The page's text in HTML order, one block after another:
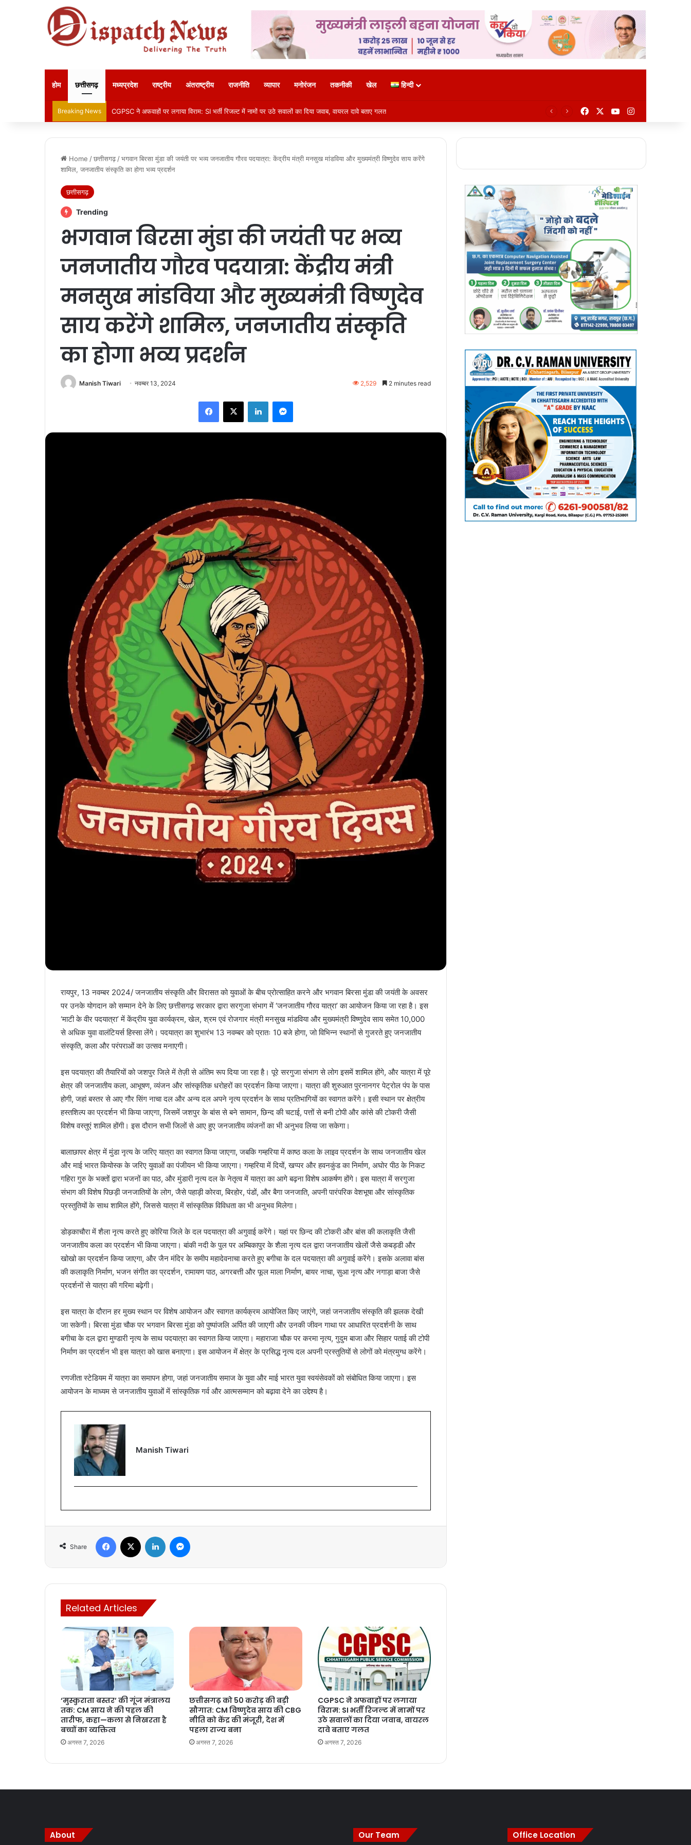
होम छत्तीसगढ़ मध्यप्रदेश राष्ट्रीय अंतराष्ट्रीय राजनीति व्यापार मनोरंजन तकनीकी खेल हिन्दी
Breaking News CGPSC ने अफवाहों पर लगाया विराम: SI भर्ती रिजल्ट में नामों पर उठे सवालों का दिया जवाब, वायरल दावे बताए गलत FacebookYouTubeInstagram
Home /छत्तीसगढ़ /भगवान बिरसा मुंडा की जयंती पर भव्य जनजातीय गौरव पदयात्रा: केंद्रीय मंत्री मनसुख मांडविया और मुख्यमंत्री विष्णुदेव साय करेंगे
शामिल, जनजातीय संस्कृति का होगा भव्य प्रदर्शन
छत्तीसगढ़
Trending
भगवान बिरसा मुंडा की जयंती पर भव्य
जनजातीय गौरव पदयात्रा: केंद्रीय मंत्री
मनसुख मांडविया और मुख्यमंत्री विष्णुदेव
साय करेंगे शामिल, जनजातीय संस्कृति
का होगा भव्य प्रदर्शन
Manish Tiwari नवम्बर 13, 2024 2,529 2 minutes read
Facebook
X LinkedInMessenger
रायपुर, 13 नवम्बर 2024/ जनजातीय संस्कृति और विरासत को युवाओं के बीच प्रोत्साहित करने और भगवान बिरसा मुंडा की जयंती के अवसर
पर उनके योगदान को सम्मान देने के लिए छत्तीसगढ़ सरकार द्वारा सरगुजा संभाग में ‘जनजातीय गौरव यात्रा’ का आयोजन किया जा रहा है। इस
‘माटी के वीर पदयात्रा’ में केंद्रीय युवा कार्यक्रम, खेल, श्रम एवं रोजगार मंत्री मनसुख मांडविया और मुख्यमंत्री विष्णुदेव साय समेत 10,000
से अधिक युवा वालंटियर्स हिस्सा लेंगे। पदयात्रा का शुभारंभ 13 नवम्बर को प्रातः 10 बजे होगा, जो विभिन्न स्थानों से गुजरते हुए जनजातीय
संस्कृति, कला और परंपराओं का उत्सव मनाएगी।
इस पदयात्रा की तैयारियों को जशपुर जिले में तेज़ी से अंतिम रूप दिया जा रहा है। पूरे सरगुजा संभाग से लोग इसमें शामिल होंगे, और यात्रा में पूरे
क्षेत्र की जनजातीय कला, आभूषण, व्यंजन और सांस्कृतिक धरोहरों का प्रदर्शन किया जाएगा। यात्रा की शुरुआत पुरनानगर पेट्रोल पंप के पास
होगी, जहां बस्तर से आए गौर सिंग नाचा दल और अन्य दल अपने नृत्य प्रदर्शन के साथ प्रतिभागियों का स्वागत करेंगे। इसी स्थान पर क्षेत्रीय
हस्तशिल्प का प्रदर्शन भी किया जाएगा, जिसमें जशपुर के बांस से बने सामान, छिन्द की चटाई, पत्तों से बनी टोपी और कांसे की टोकरी जैसी
विशेष वस्तुएं शामिल होंगी। इस दौरान सभी जिलों से आए हुए जनजातीय व्यंजनों का भी अनुभव लिया जा सकेगा।
बालाछापर क्षेत्र में मुंडा नृत्य के जरिए यात्रा का स्वागत किया जाएगा, जबकि गम्हरिया में काष्ठ कला के लाइव प्रदर्शन के साथ जनजातीय खेल
और माई भारत कियोस्क के जरिए युवाओं का पंजीयन भी किया जाएगा। गम्हरिया में दियों, खप्पर और हवनकुंड का निर्माण, अघोर पीठ के निकट
गहिरा गुरु के भक्तों द्वारा भजनों का पाठ, और मुंडारी नृत्य दल के नेतृत्व में यात्रा का आगे बढ़ना विशेष आकर्षण होंगे। इस यात्रा में सरगुजा
संभाग की विशेष पिछड़ी जनजातियों के लोग, जैसे पहाड़ी कोरवा, बिरहोर, पंडों, और बैगा जनजाति, अपनी पारंपरिक वेशभूषा और सांस्कृतिक
प्रस्तुतियों के साथ शामिल होंगे, जिससे यात्रा में सांस्कृतिक विविधता का भी अनुभव मिलेगा।
डोड़काचौरा में शैला नृत्य करते हुए कोरिया जिले के दल पदयात्रा की अगुवाई करेंगे। यहां पर छिन्द की टोकरी और बांस की कलाकृति जैसी
जनजातीय कला का प्रदर्शन भी किया जाएगा। बांकी नदी के पुल पर अम्बिकापुर के शैला नृत्य दल द्वारा जनजातीय खेलों जैसे कबड्डी और
खोखो का प्रदर्शन किया जाएगा, और जैन मंदिर के समीप महादेवनाचा करते हुए बगीचा के दल पदयात्रा की अगुवाई करेंगे। इसके अलावा बांस
की कलाकृति निर्माण, भजन संगीत का प्रदर्शन, रामायण पाठ, अगरबत्ती और फूल माला निर्माण, बायर नाचा, सुआ नृत्य और नगाड़ा बाजा जैसे
प्रदर्शनों से यात्रा की गरिमा बढ़ेगी।
इस यात्रा के दौरान हर मुख्य स्थान पर विशेष आयोजन और स्वागत कार्यक्रम आयोजित किए जाएंगे, जहां जनजातीय संस्कृति की झलक देखी
जा सकेगी। बिरसा मुंडा चौक पर भगवान बिरसा मुंडा को पुष्पांजलि अर्पित की जाएगी और उनकी जीवन गाथा पर आधारित प्रदर्शनी के साथ
बगीचा के दल द्वारा मुण्डारी नृत्य के साथ पदयात्रा का स्वागत किया जाएगा। महाराजा चौक पर करमा नृत्य, गुदुम बाजा और सिहार पताई की टोपी
निर्माण का प्रदर्शन भी इस यात्रा को खास बनाएगा। इस आयोजन में क्षेत्र के प्रसिद्ध नृत्य दल अपनी प्रस्तुतियों से लोगों को मंत्रमुग्ध करेंगे।
रणजीता स्टेडियम में यात्रा का समापन होगा, जहां जनजातीय समाज के युवा और माई भारत युवा स्वयंसेवकों को संबोधित किया जाएगा। इस
आयोजन के माध्यम से जनजातीय युवाओं में सांस्कृतिक गर्व और आत्मसम्मान को बढ़ावा देने का उद्देश्य है।
Manish Tiwari
Share
Facebook LinkedIn
Related Articles
‘मुस्कुराता बस्तर’ की गूंज मंत्रालय
तक: CM साय ने की पहल की
तारीफ, कहा—कला से निखरता है
बच्चों का व्यक्तित्व
अगस्त 7, 2026
छत्तीसगढ़ को 50 करोड़ की बड़ी
सौगात: CM विष्णुदेव साय की CBG
नीति को केंद्र की मंजूरी, देश में
पहला राज्य बना
अगस्त 7, 2026
CGPSC ने अफवाहों पर लगाया
विराम: SI भर्ती रिजल्ट में नामों पर
उठे सवालों का दिया जवाब, वायरल
दावे बताए गलत
अगस्त 7, 2026
About Our Team Office Location